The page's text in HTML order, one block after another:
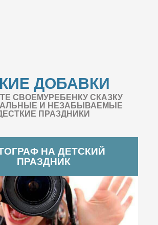
ДОБАВКИ
СВОЕМУРЕБЕНКУ СКАЗКУ
И НЕЗАБЫВАЕМЫЕ
ПРАЗДНИКИ
НА ДЕТСКИЙ
ПРАЗДНИК